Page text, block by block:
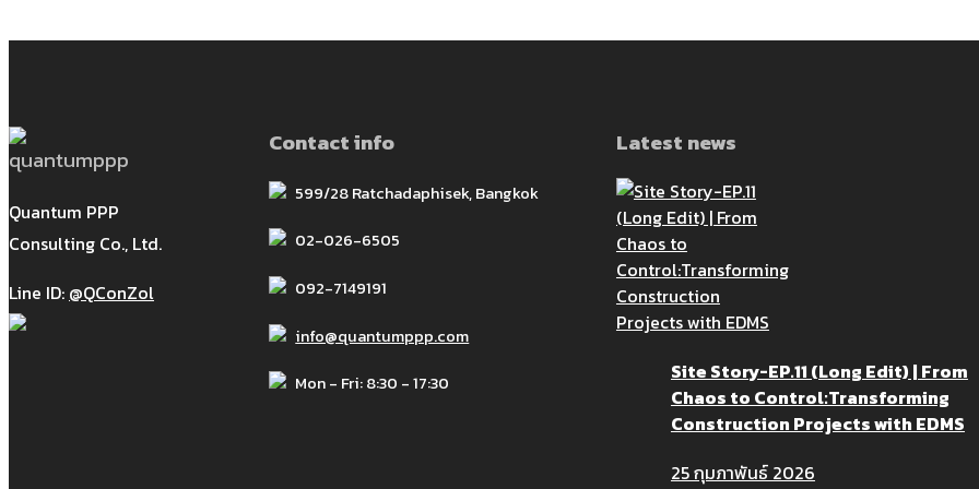
Quantum PPP
Consulting Co., Ltd.
Line ID: @QConZol
Contact info
599/28 Ratchadaphisek, Bangkok
02-026-6505
092-7149191
info@quantumppp.com
Mon - Fri: 8:30 - 17:30
Latest news
Site Story-EP.11 (Long Edit) | From
Chaos to Control:Transforming
Construction Projects with EDMS
25 กุมภาพันธ์ 2026